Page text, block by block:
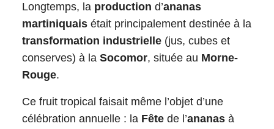
Longtemps, la production d’ananas
martiniquais était principalement destinée à la
transformation industrielle (jus, cubes et
conserves) à la Socomor, située au Morne-
Rouge.
Ce fruit tropical faisait même l’objet d’une
célébration annuelle : la Fête de l’ananas à